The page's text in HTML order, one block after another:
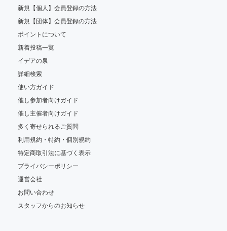
新規【個人】会員登録の方法
新規【団体】会員登録の方法
ポイントについて
新着投稿一覧
イデアの泉
詳細検索
使い方ガイド
催し参加者向けガイド
催し主催者向けガイド
多く寄せられるご質問
利用規約・特約・個別規約
特定商取引法に基づく表示
プライバシーポリシー
運営会社
お問い合わせ
スタッフからのお知らせ